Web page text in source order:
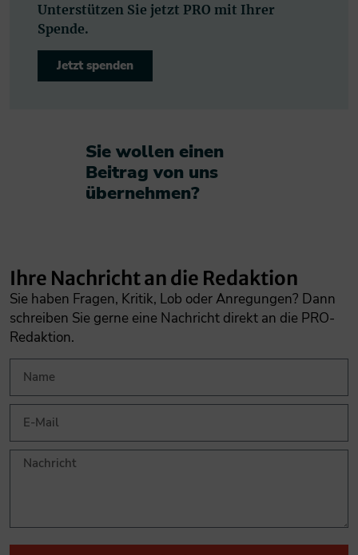
Unterstützen Sie jetzt PRO mit Ihrer
Spende.
Jetzt spenden
Sie wollen einen
Beitrag von uns
übernehmen?​
Ihre Nachricht an die Redaktion
Sie haben Fragen, Kritik, Lob oder Anregungen? Dann
schreiben Sie gerne eine Nachricht direkt an die PRO-
Redaktion.